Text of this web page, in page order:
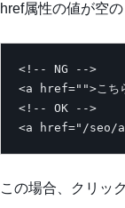
href属性の値が空
<!-- NG -->
<a href="">こち
<!-- OK -->
<a href="/seo/
この場合、クリッ